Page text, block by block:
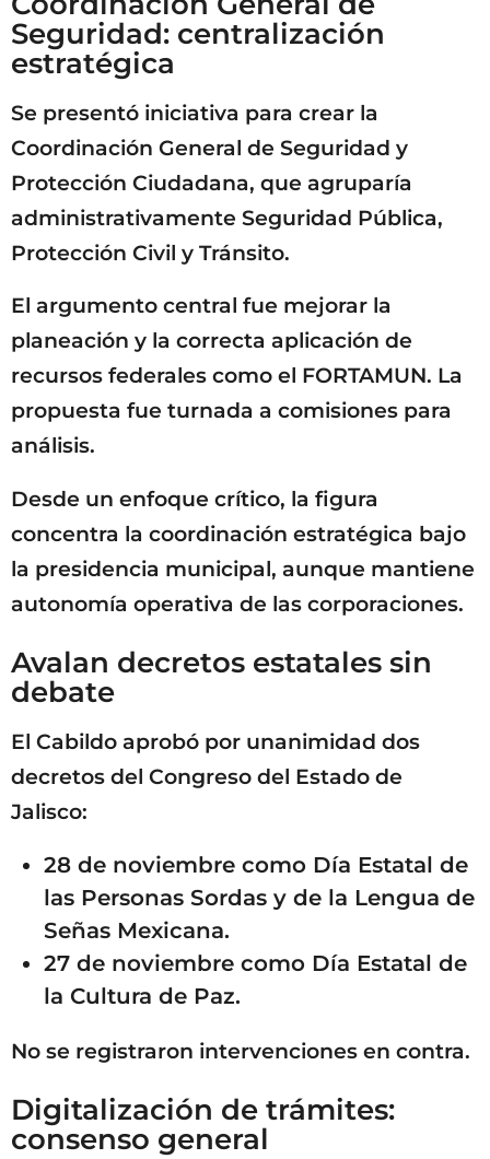
Seguridad: centralización
estratégica
Se presentó iniciativa para crear la
Coordinación General de Seguridad y
Protección Ciudadana, que agruparía
administrativamente Seguridad Pública,
Protección Civil y Tránsito.
El argumento central fue mejorar la
planeación y la correcta aplicación de
recursos federales como el FORTAMUN. La
propuesta fue turnada a comisiones para
análisis.
Desde un enfoque crítico, la figura
concentra la coordinación estratégica bajo
la presidencia municipal, aunque mantiene
autonomía operativa de las corporaciones.
Avalan decretos estatales sin
debate
El Cabildo aprobó por unanimidad dos
decretos del Congreso del Estado de
Jalisco:
28 de noviembre como Día Estatal de
las Personas Sordas y de la Lengua de
Señas Mexicana.
27 de noviembre como Día Estatal de
la Cultura de Paz.
No se registraron intervenciones en contra.
Digitalización de trámites:
consenso general